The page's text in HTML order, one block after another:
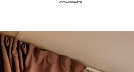
Animaux non admis